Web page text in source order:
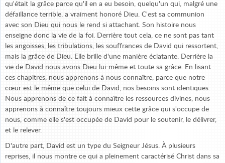
qu'était la grâce parce qu'il en a eu besoin, quelqu'un qui, malgré une
défaillance terrible, a vraiment honoré Dieu. C'est sa communion
avec son Dieu qui nous le rend si attachant. Son histoire nous
enseigne donc la vie de la foi. Derrière tout cela, ce ne sont pas tant
les angoisses, les tribulations, les souffrances de David qui ressortent,
mais la grâce de Dieu. Elle brille d'une manière éclatante. Derrière la
vie de David nous avons Dieu lui-même et toute sa grâce. En lisant
ces chapitres, nous apprenons à nous connaître, parce que notre
cœur est le même que celui de David, nos besoins sont identiques.
Nous apprenons de ce fait à connaître les ressources divines, nous
apprenons à connaître toujours mieux cette grâce qui s'occupe de
nous, comme elle s'est occupée de David pour le soutenir, le délivrer,
et le relever.
D'autre part, David est un type du Seigneur Jésus. À plusieurs
reprises, il nous montre ce qui a pleinement caractérisé Christ dans sa